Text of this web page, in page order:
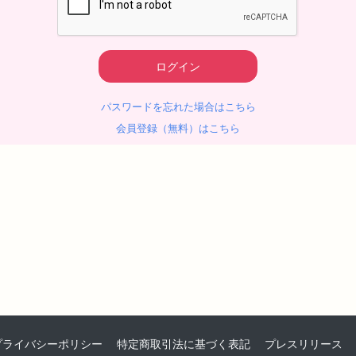
パスワードを忘れた場合はこちら
会員登録（無料）はこちら
ライバシーポリシー 特定商取引法に基づく表記 プレスリリース